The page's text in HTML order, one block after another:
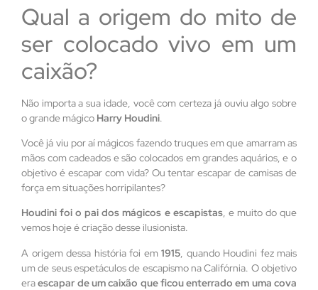
Qual a origem do mito de
ser colocado vivo em um
caixão?
Não importa a sua idade, você com certeza já ouviu algo sobre
o grande mágico Harry Houdini.
Você já viu por aí mágicos fazendo truques em que amarram as
mãos com cadeados e são colocados em grandes aquários, e o
objetivo é escapar com vida? Ou tentar escapar de camisas de
força em situações horripilantes?
Houdini foi o pai dos mágicos e escapistas, e muito do que
vemos hoje é criação desse ilusionista.
A origem dessa história foi em 1915, quando Houdini fez mais
um de seus espetáculos de escapismo na Califórnia. O objetivo
eraescapar de um caixão que ficou enterrado em uma cova